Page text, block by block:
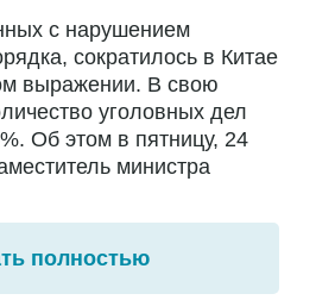
с нарушением
сократилось в Китае
выражении. В свою
уголовных дел
Об этом в пятницу, 24
министра
полностью